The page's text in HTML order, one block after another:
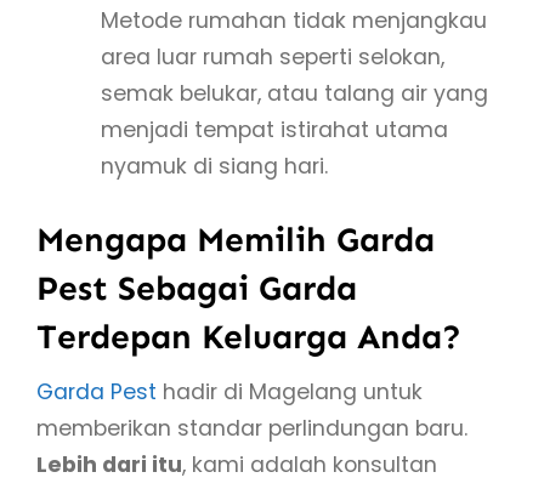
Metode rumahan tidak menjangkau
area luar rumah seperti selokan,
semak belukar, atau talang air yang
menjadi tempat istirahat utama
nyamuk di siang hari.
Mengapa Memilih Garda
Pest Sebagai Garda
Terdepan Keluarga Anda?
Garda Pest hadir di Magelang untuk
memberikan standar perlindungan baru.
Lebih dari itu, kami adalah konsultan